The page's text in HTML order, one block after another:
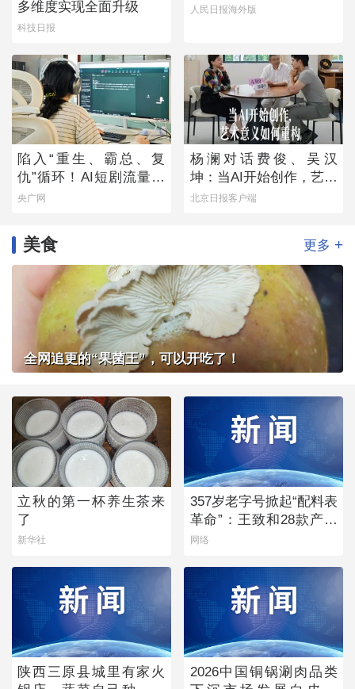
多维度实现全面升级
科技日报
人民日报海外版
陷入“重生、霸总、复
仇”循环！AI短剧流量狂
欢背后
央广网
杨澜对话费俊、吴汉
坤：当AI开始创作，艺术
意义如何重构
北京日报客户端
美食 更多 +
全网追更的“果菌王”，可以开吃了！
立秋的第一杯养生茶来
了
新华社
357岁老字号掀起“配料表
革命”：王致和28款产品
获清洁标签0级评价
网络
陕西三原县城里有家火
2026中国铜锅涮肉品类